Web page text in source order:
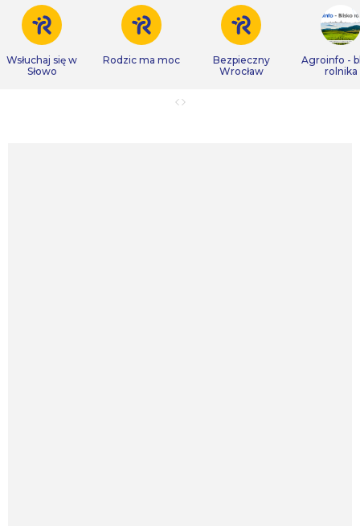
Wsłuchaj się w
Słowo
Rodzic ma moc
Bezpieczny
Wrocław
Agroinfo -
rolnika